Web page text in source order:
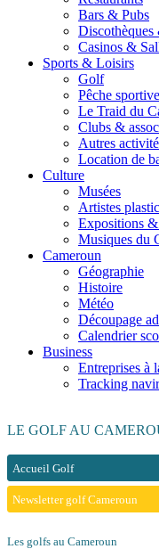
Bars & Pubs
Discothèques
Casinos &
Sports & Loisirs
Golf
Pêche sportive
Le Traid du
Clubs &
Autres
Location de
Culture
Musées
Artistes
Expositions
Musiques du
Cameroun
Géographie
Histoire
Météo
Découpage
Calendrier
Business
Entreprises à
Tracking
LE GOLF AU
Accueil Golf
Newsletter golf Cameroun
Les golfs au Cameroun